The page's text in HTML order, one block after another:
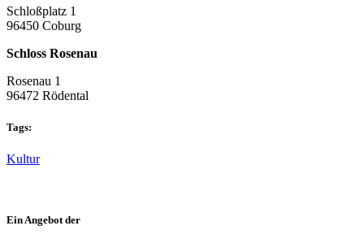
Schloßplatz 1
96450 Coburg
Schloss Rosenau
Rosenau 1
96472 Rödental
Tags:
Kultur
Ein Angebot der